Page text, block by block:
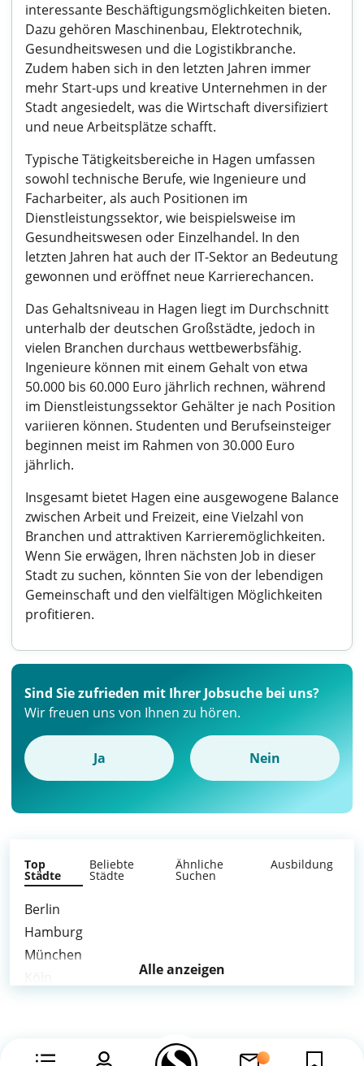
interessante Beschäftigungsmöglichkeiten bieten.
Dazu gehören Maschinenbau, Elektrotechnik,
Gesundheitswesen und die Logistikbranche.
Zudem haben sich in den letzten Jahren immer
mehr Start-ups und kreative Unternehmen in der
Stadt angesiedelt, was die Wirtschaft diversifiziert
und neue Arbeitsplätze schafft.
Typische Tätigkeitsbereiche in Hagen umfassen
sowohl technische Berufe, wie Ingenieure und
Facharbeiter, als auch Positionen im
Dienstleistungssektor, wie beispielsweise im
Gesundheitswesen oder Einzelhandel. In den
letzten Jahren hat auch der IT-Sektor an Bedeutung
gewonnen und eröffnet neue Karrierechancen.
Das Gehaltsniveau in Hagen liegt im Durchschnitt
unterhalb der deutschen Großstädte, jedoch in
vielen Branchen durchaus wettbewerbsfähig.
Ingenieure können mit einem Gehalt von etwa
50.000 bis 60.000 Euro jährlich rechnen, während
im Dienstleistungssektor Gehälter je nach Position
variieren können. Studenten und Berufseinsteiger
beginnen meist im Rahmen von 30.000 Euro
jährlich.
Insgesamt bietet Hagen eine ausgewogene Balance
zwischen Arbeit und Freizeit, eine Vielzahl von
Branchen und attraktiven Karrieremöglichkeiten.
Wenn Sie erwägen, Ihren nächsten Job in dieser
Stadt zu suchen, könnten Sie von der lebendigen
Gemeinschaft und den vielfältigen Möglichkeiten
profitieren.
Sind Sie zufrieden mit Ihrer Jobsuche bei uns?
Wir freuen uns von Ihnen zu hören.
Ja Nein
Top
Städte
Beliebte
Städte
Ähnliche
Suchen
Ausbildung
Berlin
Hamburg
München
Alle anzeigen